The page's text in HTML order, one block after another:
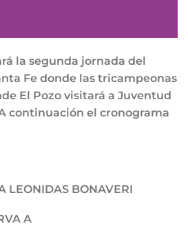
la segunda jornada del
Fe donde las tricampeonas
El Pozo visitará a Juventud
continuación el cronograma
LEONIDAS BONAVERI
A